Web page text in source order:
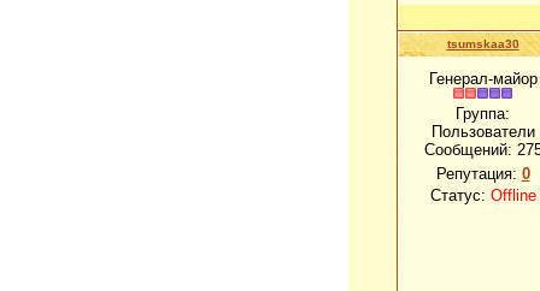
tsumskaa30
Генерал-майор
Группа:
Пользователи
Сообщений:
Репутация: 0
Статус: Offline